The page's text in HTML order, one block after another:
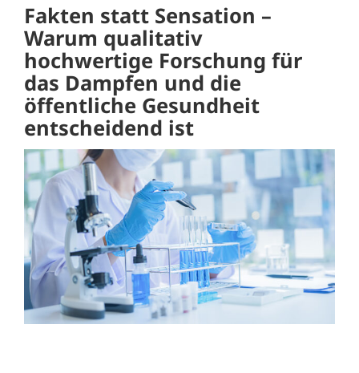
Fakten statt Sensation –
Warum qualitativ
hochwertige Forschung für
das Dampfen und die
öffentliche Gesundheit
entscheidend ist